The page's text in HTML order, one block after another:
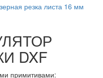
DXF
примитивами: